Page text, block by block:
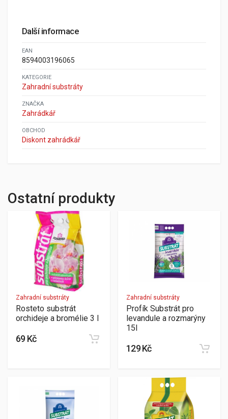
Další informace
EAN
8594003196065
KATEGORIE
Zahradní substráty
ZNAČKA
Zahrádkář
OBCHOD
Diskont zahrádkář
Ostatní produkty
Zahradní substráty
Rosteto substrát
orchideje a bromélie 3 l
69 Kč
Zahradní substráty
Profík Substrát pro
levandule a rozmarýny
15l
129 Kč